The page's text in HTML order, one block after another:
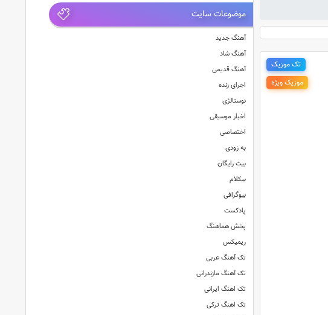
تک موزیک
موزیک ویژه
موضوعات سایت
آهنگ جدید
آهنگ شاد
آهنگ قدیمی
اجرای زنده
نوستالژی
اخبار موسیقی
اختصاصی
به زودی
بیت رایگان
بیکلام
بیوگرافی
پادکست
پخش هماهنگ
ریمیکس
تک آهنگ عربی
تک آهنگ مازندرانی
تک اهنگ ایرانی
تک اهنگ ترکی